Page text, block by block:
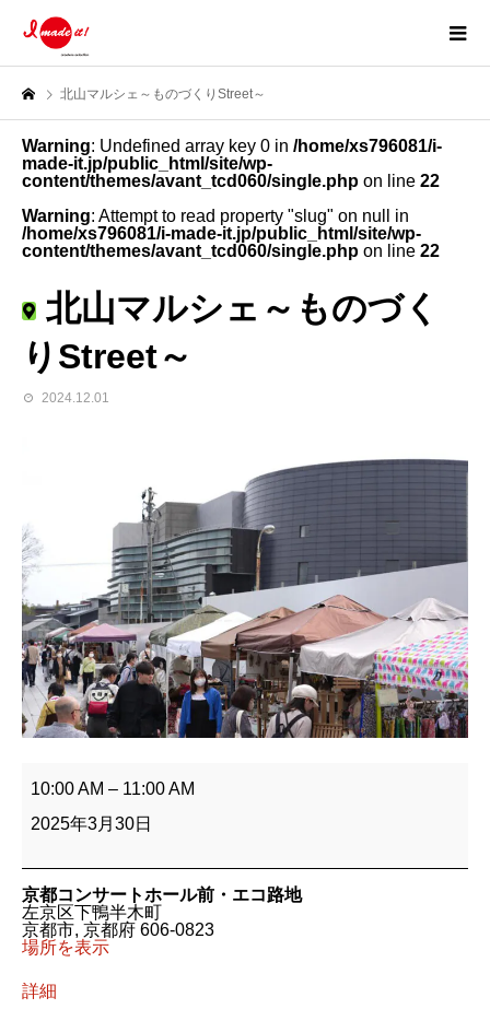
北山マルシェ～ものづくりStreet～
Warning: Undefined array key 0 in /home/xs796081/i-
made-it.jp/public_html/site/wp-
content/themes/avant_tcd060/single.php on line 22
Warning: Attempt to read property "slug" on null in
/home/xs796081/i-made-it.jp/public_html/site/wp-
content/themes/avant_tcd060/single.php on line 22
北山マルシェ～ものづく
りStreet～
2024.12.01
山
ル
～
も
の
づ
く
り
Street
～
10:00 AM – 11:00 AM
2025年3月30日
京都コンサートホール前・エコ路地
左京区下鴨半木町
京都市, 京都府 606-0823
場所を表示
詳細